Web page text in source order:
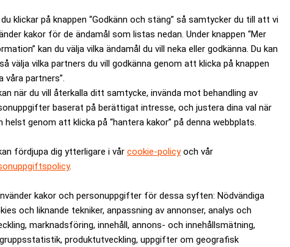
klickar på knappen “Godkänn och stäng” så samtycker du till att vi
kakor för de ändamål som listas nedan. Under knappen “Mer
kan du välja vilka ändamål du vill neka eller godkänna. Du kan
välja vilka partners du vill godkänna genom att klicka på knappen
våra partners”.
när du vill återkalla ditt samtycke, invända mot behandling av
baserat på berättigat intresse, och justera dina val när
helst genom att klicka på “hantera kakor” på denna webbplats.
fördjupa dig ytterligare i vår cookie-policyoch vår
.
kakor och personuppgifter för dessa syften: Nödvändiga
och liknande tekniker, anpassning av annonser, analys och
marknadsföring, innehåll, annons- och innehållsmätning,
produktutveckling, uppgifter om geografisk
premiärminister Tony Blair talar nu till nationen. ”Vi står
de aldrig att lyckas.” Minst två personer uppges ha
07/20050707105405_Realtid375/
AB
är kostnadsfritt: Prenumerera